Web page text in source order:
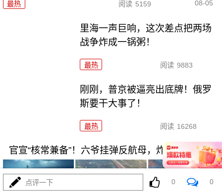
最热 阅读 5159 08-05
里海一声巨响，这次差点把两场
战争炸成一锅粥！
最热 阅读 9883
刚刚，普京被逼亮出底牌！俄罗
斯要干大事了！
最热 阅读 16268
官宣“核常兼备”！六爷挂弹反航母，炸醒多少人
点评一下 0 0